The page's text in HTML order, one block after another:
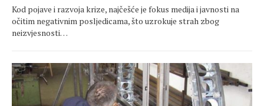
Kod pojave i razvoja krize, najčešće je fokus medija i javnosti na
očitim negativnim posljedicama, što uzrokuje strah zbog
neizvjesnosti…